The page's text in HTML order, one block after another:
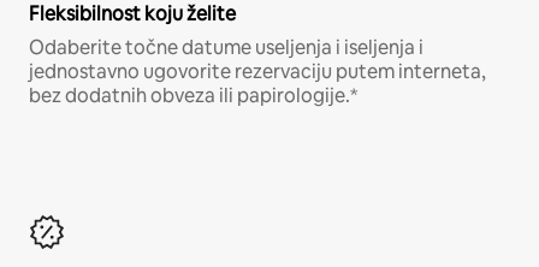
Fleksibilnost koju želite
Odaberite točne datume useljenja i iseljenja i
jednostavno ugovorite rezervaciju putem interneta,
bez dodatnih obveza ili papirologije.*